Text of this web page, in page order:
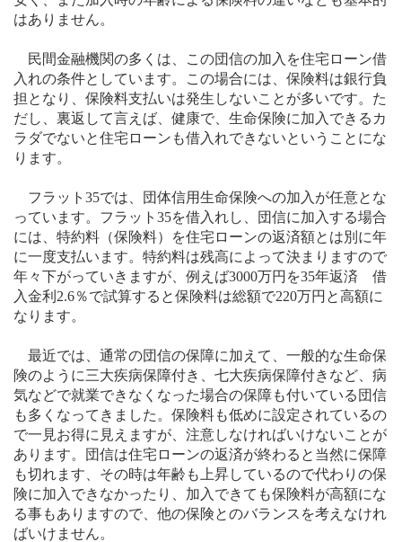
はありません。
民間金融機関の多くは、この団信の加入を住宅ローン借
入れの条件としています。この場合には、保険料は銀行負
担となり、保険料支払いは発生しないことが多いです。た
だし、裏返して言えば、健康で、生命保険に加入できるカ
ラダでないと住宅ローンも借入れできないということにな
ります。
フラット 35では、団体信用生命保険への加入が任意とな
っています。フラット 35を借入れし、団信に加入する場合
には、特約料（保険料）を住宅ローンの返済額とは別に年
に一度支払います。特約料は残高によって決まりますので
年々下がっていきますが、例えば3000万円を35年返済 借
入金利 2.6％で試算すると保険料は総額で220万円と高額に
なります。
最近では、通常の団信の保障に加えて、一般的な生命保
険のように三大疾病保障付き、七大疾病保障付きなど、病
気などで就業できなくなった場合の保障も付いている団信
も多くなってきました。保険料も低めに設定されているの
で一見お得に見えますが、注意しなければいけないことが
あります。団信は住宅ローンの返済が終わると当然に保障
も切れます、その時は年齢も上昇しているので代わりの保
険に加入できなかったり、加入できても保険料が高額にな
る事もありますので、他の保険とのバランスを考えなけれ
ばいけません。